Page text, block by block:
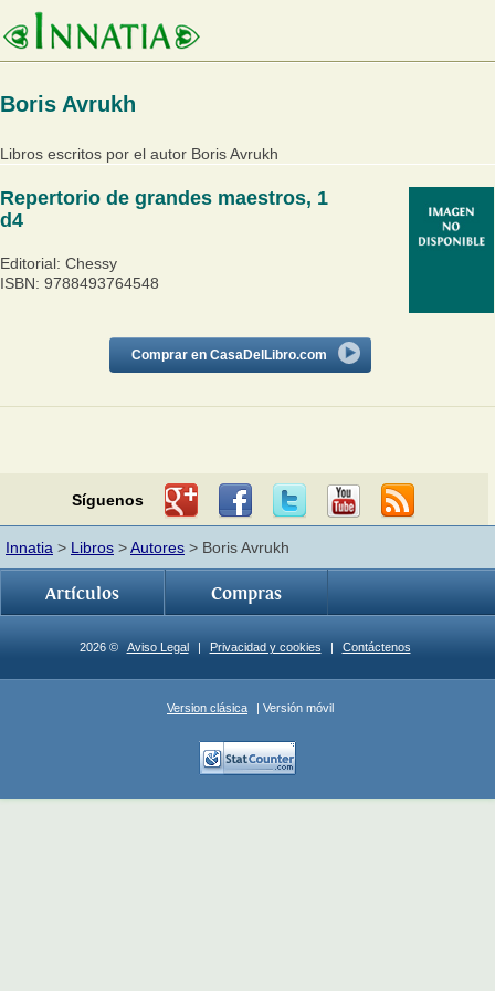
Boris Avrukh
Libros escritos por el autor Boris Avrukh
Repertorio de grandes maestros, 1
d4
Editorial: Chessy
ISBN: 9788493764548
Comprar en CasaDelLibro.com
Síguenos
Innatia > Libros >Autores > Boris Avrukh
Artículos Compras
2026 © Aviso Legal | Privacidad y cookies | Contáctenos
Version clásica | Versión móvil